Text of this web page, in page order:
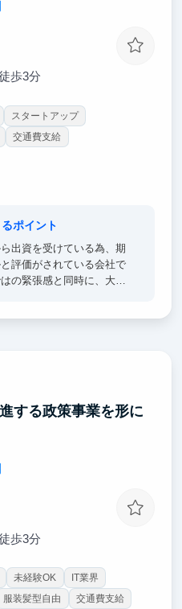
歩3分
スタートアップ
交通費支給
ポイント
出資を受けている為、期
評価がされている会社で
の緊張感と同時に、大胆
が大きいはずです。
する政策事業を形に
歩3分
未経験OK
IT業界
服装髪型自由 交通費支給